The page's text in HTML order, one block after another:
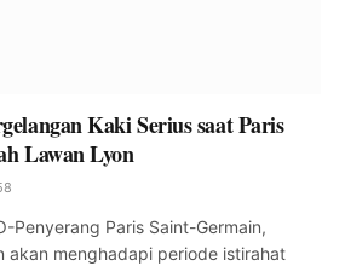
Kaki Serius saat Paris
Lawan Lyon
Penyerang Paris Saint-Germain,
akan menghadapi periode istirahat